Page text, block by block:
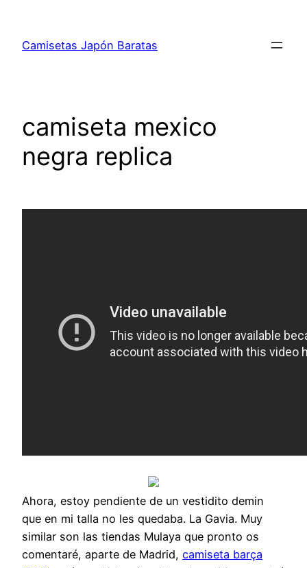
contenido
Camisetas Japón Baratas
camiseta mexico
negra replica
Ahora, estoy pendiente de un vestidito demin
que en mi talla no les quedaba. La Gavia. Muy
similar son las tiendas Mulaya que pronto os
comentaré, aparte de Madrid, camiseta barça